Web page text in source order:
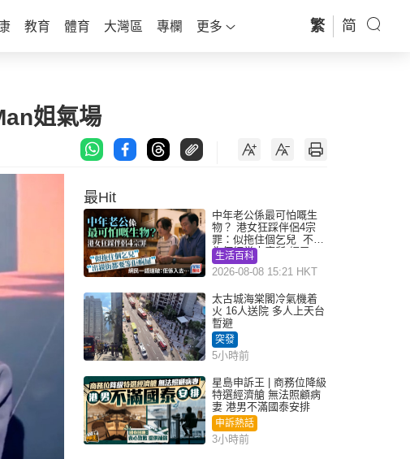
教育 體育 大灣區 專欄 更多 繁 简
姐氣場
最Hit
中年老公係最可怕嘅生
物？ 港女狂踩伴侶4宗
罪：似拖住個乞兒 不解
為何經常去廁所 網民一
語道破
生活百科
2026-08-08 15:21 HKT
太古城海棠閣冷氣機着
火 16人送院 多人上天台
暫避
突發
5小時前
星島申訴王 | 商務位降級
特選經濟艙 無法照顧病
妻 港男不滿國泰安排
申訴熱話
3小時前